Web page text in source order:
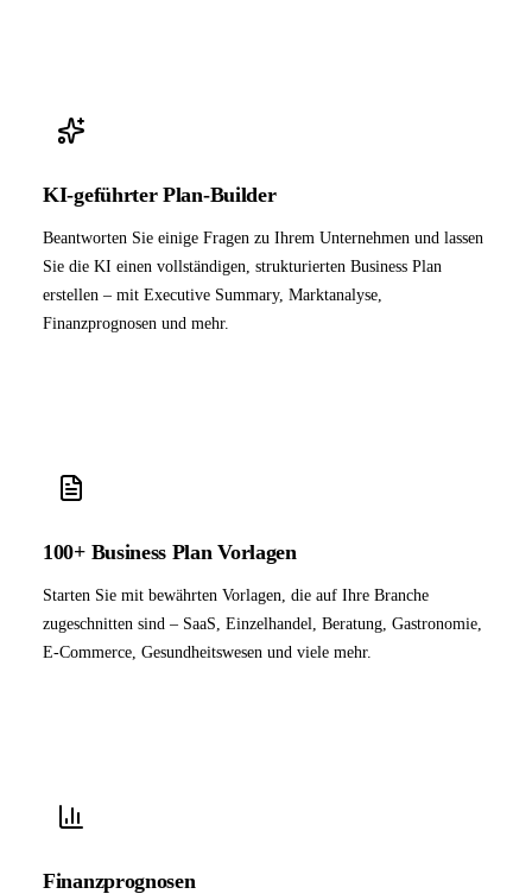
KI-geführter Plan-Builder
Beantworten Sie einige Fragen zu Ihrem Unternehmen und lassen
Sie die KI einen vollständigen, strukturierten Business Plan
erstellen – mit Executive Summary, Marktanalyse,
Finanzprognosen und mehr.
100+ Business Plan Vorlagen
Starten Sie mit bewährten Vorlagen, die auf Ihre Branche
zugeschnitten sind – SaaS, Einzelhandel, Beratung, Gastronomie,
E-Commerce, Gesundheitswesen und viele mehr.
Finanzprognosen